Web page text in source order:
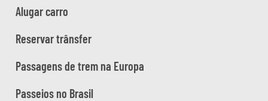
Alugar carro
Reservar trânsfer
Passagens de trem na Europa
Passeios no Brasil